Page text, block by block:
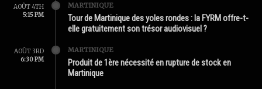
AOÛT 4TH
5:15 PM
MARTINIQUE
Tour de Martinique des yoles rondes : la FYRM offre-t-
elle gratuitement son trésor audiovisuel ?
AOÛT 3RD
6:30 PM
MARTINIQUE
Produit de 1ère nécessité en rupture de stock en
Martinique